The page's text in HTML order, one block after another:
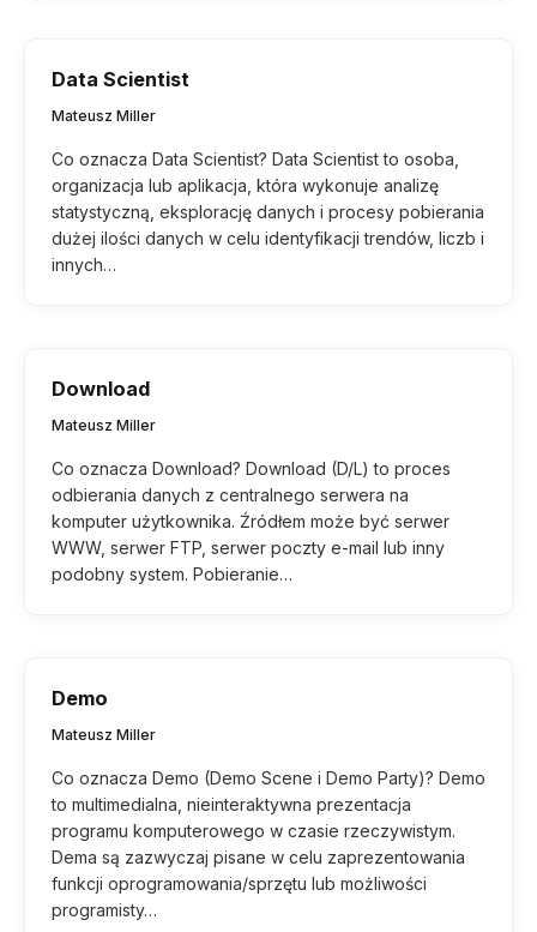
Data Scientist
Mateusz Miller
Co oznacza Data Scientist? Data Scientist to osoba,
organizacja lub aplikacja, która wykonuje analizę
statystyczną, eksplorację danych i procesy pobierania
dużej ilości danych w celu identyfikacji trendów, liczb i
innych…
Download
Mateusz Miller
Co oznacza Download? Download (D/L) to proces
odbierania danych z centralnego serwera na
komputer użytkownika. Źródłem może być serwer
WWW, serwer FTP, serwer poczty e-mail lub inny
podobny system. Pobieranie…
Demo
Mateusz Miller
Co oznacza Demo (Demo Scene i Demo Party)? Demo
to multimedialna, nieinteraktywna prezentacja
programu komputerowego w czasie rzeczywistym.
Dema są zazwyczaj pisane w celu zaprezentowania
funkcji oprogramowania/sprzętu lub możliwości
programisty…